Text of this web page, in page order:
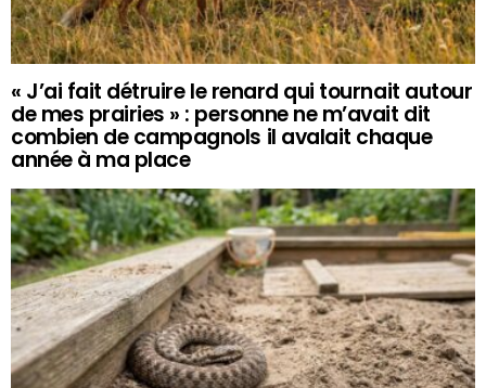
« J’ai fait détruire le renard qui tournait autour
de mes prairies » : personne ne m’avait dit
combien de campagnols il avalait chaque
année à ma place